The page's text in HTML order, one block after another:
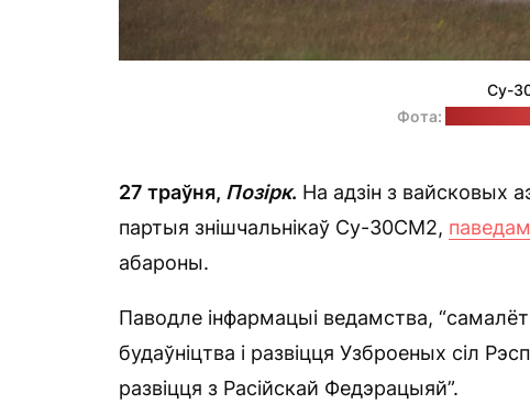
Су-
Фота:
27 траўня, Позірк. На адзін з вайсковых
партыя знішчальнікаў Су-30СМ2,
абароны.
Паводле інфармацыі ведамства,
будаўніцтва і развіцця Узброеных сіл
развіцця з Расійскай Федэрацыяй”.